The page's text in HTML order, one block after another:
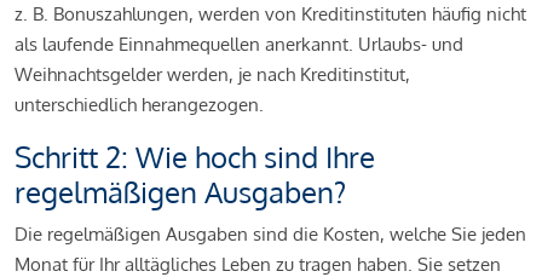
z. B. Bonuszahlungen, werden von Kreditinstituten häufig nicht
als laufende Einnahmequellen anerkannt. Urlaubs- und
Weihnachtsgelder werden, je nach Kreditinstitut,
unterschiedlich herangezogen.
Schritt 2: Wie hoch sind Ihre
regelmäßigen Ausgaben?
Die regelmäßigen Ausgaben sind die Kosten, welche Sie jeden
Monat für Ihr alltägliches Leben zu tragen haben. Sie setzen